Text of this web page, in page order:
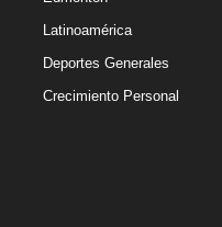
Latinoamérica
Deportes Generales
Crecimiento Personal